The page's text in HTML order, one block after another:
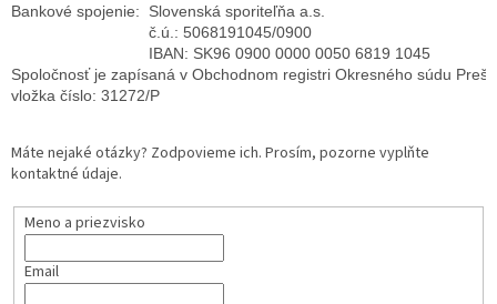
Bankové spojenie:  Slovenská sporiteľňa a.s.
č.ú.: 5068191045/0900
IBAN: SK96 0900 0000 0050 6819 1045
Spoločnosť je zapísaná v Obchodnom registri Okresného súdu
vložka číslo: 31272/P
Máte nejaké otázky? Zodpovieme ich. Prosím, pozorne vyplňte
kontaktné údaje.
Meno a priezvisko
Email